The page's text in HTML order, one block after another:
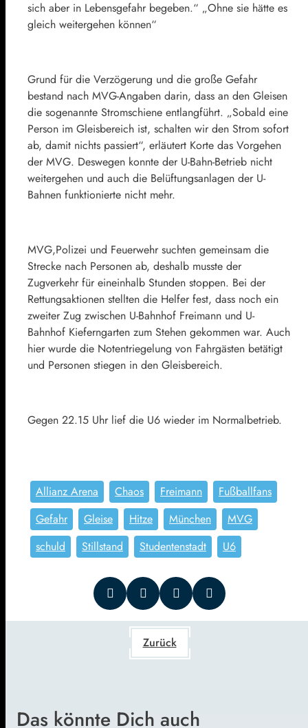
sich aber in Lebensgefahr begeben.“ „Ohne sie hätte es
gleich weitergehen können“
Grund für die Verzögerung und die große Gefahr
bestand nach MVG-Angaben darin, dass an den Gleisen
die sogenannte Stromschiene entlangführt. „Sobald eine
Person im Gleisbereich ist, schalten wir den Strom sofort
ab, damit nichts passiert“, erläutert Korte das Vorgehen
der MVG. Deswegen konnte der U-Bahn-Betrieb nicht
weitergehen und auch die Belüftungsanlagen der U-
Bahnen funktionierte nicht mehr.
MVG,Polizei und Feuerwehr suchten gemeinsam die
Strecke nach Personen ab, deshalb musste der
Zugverkehr für eineinhalb Stunden stoppen. Bei der
Rettungsaktionen stellten die Helfer fest, dass noch ein
zweiter Zug zwischen U-Bahnhof Freimann und U-
Bahnhof Kieferngarten zum Stehen gekommen war. Auch
hier wurde die Notentriegelung von Fahrgästen betätigt
und Personen stiegen in den Gleisbereich.
Gegen 22.15 Uhr lief die U6 wieder im Normalbetrieb.
Allianz Arena Chaos Freimann
Fußballfans
Gefahr
Gleise Hitze München
MVG
schuld
Stillstand Studentenstadt U6
Zurück
Das könnte Dich auch